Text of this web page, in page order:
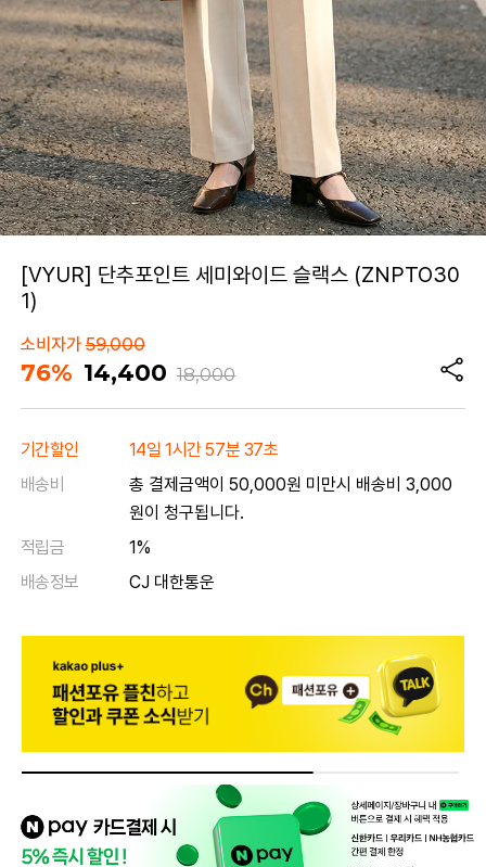
[VYUR] 단추포인트 세미와이드 슬랙스 (ZNPTO30
1)
소비자가59,000
76% 14,400 18,000
기간할인
14일 1시간 57분 37초
배송비
총 결제금액이 50,000원 미만시 배송비 3,000
원이 청구됩니다.
적립금
1%
배송정보
CJ 대한통운